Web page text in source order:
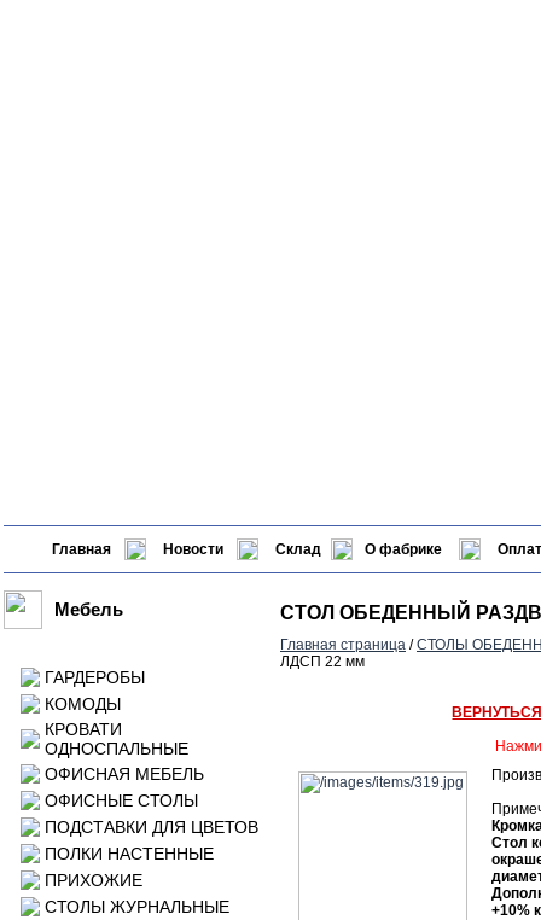
Главная Новости Склад О фабрике
Мебель
ГАРДЕРОБЫ
КОМОДЫ
КРОВАТИ
ОДНОСПАЛЬНЫЕ
ОФИСНАЯ МЕБЕЛЬ
ОФИСНЫЕ СТОЛЫ
ПОДСТАВКИ ДЛЯ ЦВЕТОВ
ПОЛКИ НАСТЕННЫЕ
ПРИХОЖИЕ
СТОЛЫ ЖУРНАЛЬНЫЕ
СТОЛ ОБЕДЕННЫЙ
Главная страница /СТОЛЫ
ЛДСП 22 мм
Стол
+10%